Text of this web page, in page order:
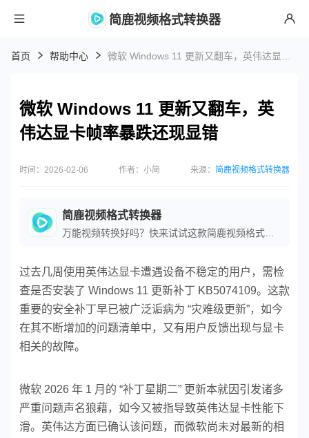
简鹿视频格式转换器
首页 帮助中心
微软 Windows 11 更新又翻车，英
伟达显卡帧率暴跌还现显错
时间：2026-02-06 作者：小简 来源： 简鹿视频格式转换器
简鹿视频格式转换器
过去几周使用英伟达显卡遭遇设备不稳定的用户，需检
查是否安装了 Windows 11 更新补丁 KB5074109。这款
重要的安全补丁早已被广泛诟病为 “灾难级更新”，如今
在其不断增加的问题清单中，又有用户反馈出现与显卡
相关的故障。
微软 2026 年 1 月的 “补丁星期二” 更新本就因引发诸多
严重问题声名狼藉，如今又被指导致英伟达显卡性能下
滑。英伟达方面已确认该问题，而微软尚未对最新的相